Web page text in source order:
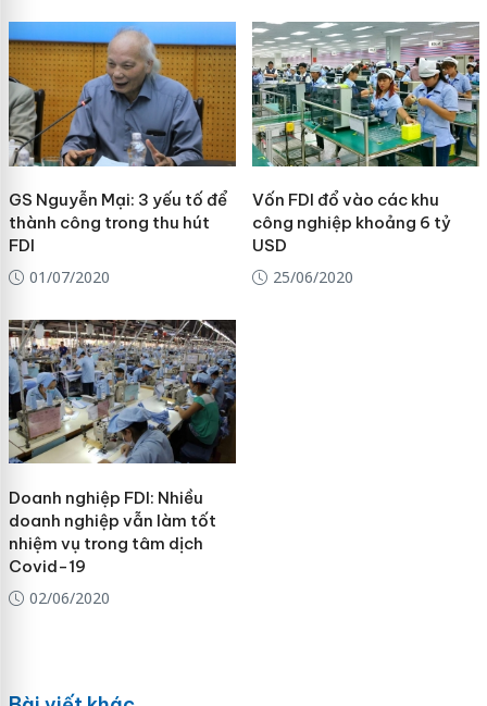
GS Nguyễn Mại: 3 yếu tố để
thành công trong thu hút
FDI
01/07/2020
Vốn FDI đổ vào các khu
công nghiệp khoảng 6 tỷ
USD
25/06/2020
Doanh nghiệp FDI: Nhiều
doanh nghiệp vẫn làm tốt
nhiệm vụ trong tâm dịch
Covid-19
02/06/2020